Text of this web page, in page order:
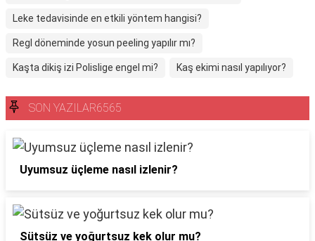
Leke tedavisinde en etkili yöntem hangisi?
Regl döneminde yosun peeling yapılır mı?
Kaşta dikiş izi Polislige engel mi? Kaş ekimi nasıl yapılıyor?
SON YAZILAR6565
Uyumsuz üçleme nasıl izlenir?
Sütsüz ve yoğurtsuz kek olur mu?